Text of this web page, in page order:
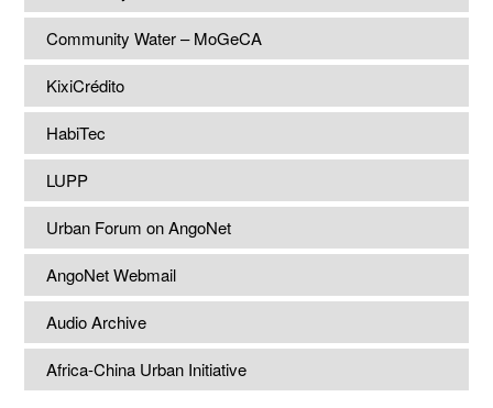
Community Water – MoGeCA
KixiCrédito
HabiTec
LUPP
Urban Forum on AngoNet
AngoNet Webmail
Audio Archive
Africa-China Urban Initiative